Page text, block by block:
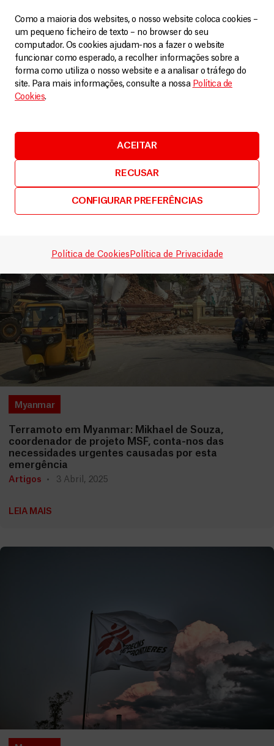
Como a maioria dos websites, o nosso website coloca cookies –
um pequeno ficheiro de texto – no browser do seu
computador. Os cookies ajudam-nos a fazer o website
funcionar como esperado, a recolher informações sobre a
forma como utiliza o nosso website e a analisar o tráfego do
site. Para mais informações, consulte a nossa Política de
Cookies.
ACEITAR
RECUSAR
CONFIGURAR PREFERÊNCIAS
Política de Cookies Política de Privacidade
Myanmar
MSF intensifica resposta em Myanmar após
terramoto devastador
Myanmar
Terramoto em Myanmar: Mikhael de Souza,
coordenador de projeto MSF, conta-nos das
necessidades urgentes causadas por esta
emergência
Artigos 3 Abril, 2025
LEIA MAIS